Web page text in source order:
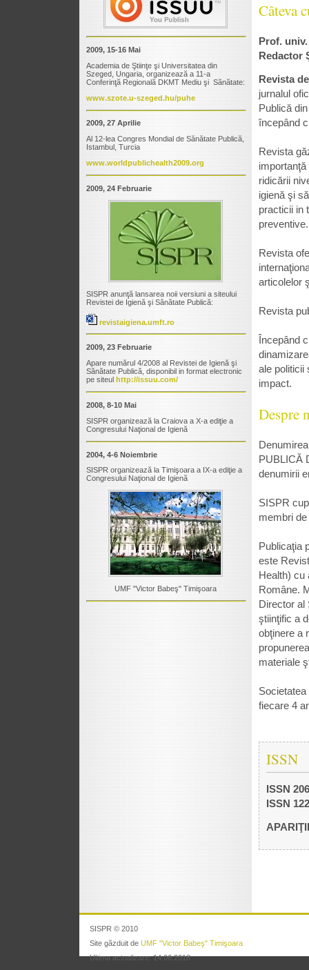
Câteva
Prof.
Redactor
Revista
jurnalul
Publică
începând
Revista
ridicării
igienă şi
practicii in
preventive.
Revista
articolelor
Revista
Începând
ale politicii
impact.
Despre
PUBLICĂ
denumirii
SISPR
membri
Publicaţia
este
Health) cu
Române.
Director al
ştiinţific a
obţinere a
materiale
fiecare 4
ISSN
ISSN
ISSN
2009, 15-16 Mai
Academia de Ştiinţe şi Universitatea din
Szeged, Ungaria, organizează a 11-a
Conferinţă Regională DKMT Mediu şi Sănătate:
www.szote.u-szeged.hu/puhe
2009, 27 Aprilie
Al 12-lea Congres Mondial de Sănătate Publică,
Istambul, Turcia
www.worldpublichealth2009.org
2009, 24 Februarie
SISPR anunţă lansarea noii versiuni a siteului
Revistei de Igienă şi Sănătate Publică:
revistaigiena.umft.ro
2009, 23 Februarie
Apare numărul 4/2008 al Revistei de Igienă şi
Sănătate Publică, disponibil in format electronic
pe siteul http://issuu.com/
2008, 8-10 Mai
SISPR organizează la Craiova a X-a ediţie a
Congresului Naţional de Igienă
2004, 4-6 Noiembrie
SISPR organizează la Timişoara a IX-a ediţie a
Congresului Naţional de Igienă
UMF "Victor Babeş" Timişoara
SISPR © 2010
Site găzduit de UMF "Victor Babeş" Timişoara
Ultima actualizare:14.06.2018